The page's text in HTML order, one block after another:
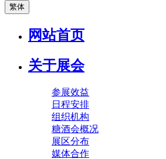
繁体
网站首页
关于展会
参展效益
日程安排
组织机构
糖酒会概况
展区分布
媒体合作